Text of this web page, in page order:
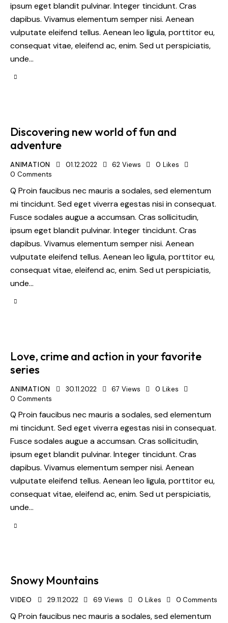
ipsum eget blandit pulvinar. Integer tincidunt. Cras
dapibus. Vivamus elementum semper nisi. Aenean
vulputate eleifend tellus. Aenean leo ligula, porttitor eu,
consequat vitae, eleifend ac, enim. Sed ut perspiciatis,
unde…
Discovering new world of fun and
adventure
ANIMATION 01.12.2022 62 Views 0 Likes
0 Comments
Q Proin faucibus nec mauris a sodales, sed elementum
mi tincidunt. Sed eget viverra egestas nisi in consequat.
Fusce sodales augue a accumsan. Cras sollicitudin,
ipsum eget blandit pulvinar. Integer tincidunt. Cras
dapibus. Vivamus elementum semper nisi. Aenean
vulputate eleifend tellus. Aenean leo ligula, porttitor eu,
consequat vitae, eleifend ac, enim. Sed ut perspiciatis,
unde…
Love, crime and action in your favorite
series
ANIMATION 30.11.2022 67 Views 0 Likes
0 Comments
Q Proin faucibus nec mauris a sodales, sed elementum
mi tincidunt. Sed eget viverra egestas nisi in consequat.
Fusce sodales augue a accumsan. Cras sollicitudin,
ipsum eget blandit pulvinar. Integer tincidunt. Cras
dapibus. Vivamus elementum semper nisi. Aenean
vulputate eleifend tellus. Aenean leo ligula, porttitor eu,
consequat vitae, eleifend ac, enim. Sed ut perspiciatis,
unde…
Snowy Mountains
VIDEO 29.11.2022 69 Views 0 Likes 0 Comments
Q Proin faucibus nec mauris a sodales, sed elementum